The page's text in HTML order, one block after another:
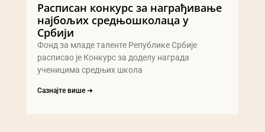
Расписан конкурс за награђивање
најбољих средњошколаца у
Србији
Фонд за младе таленте Републике Србије
расписао је Конкурс за доделу награда
ученицима средњих школа
Сазнајте више ➔